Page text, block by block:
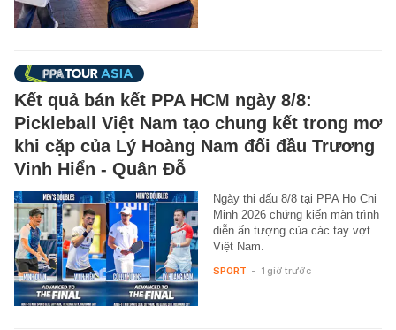
Kết quả bán kết PPA HCM ngày 8/8:
Pickleball Việt Nam tạo chung kết trong mơ
khi cặp của Lý Hoàng Nam đối đầu Trương
Vinh Hiển - Quân Đỗ
Ngày thi đấu 8/8 tại PPA Ho Chi
Minh 2026 chứng kiến màn trình
diễn ấn tượng của các tay vợt
Việt Nam.
SPORT - 1 giờ trước